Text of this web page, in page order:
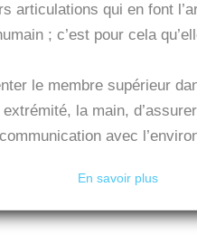
articulations qui en font
; c’est pour cela
le membre supérieur
la main,
avec
En savoir plus